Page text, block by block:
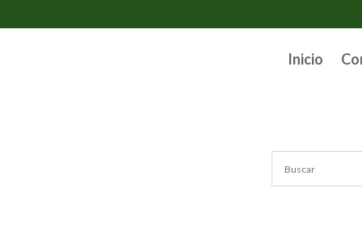
Inicio